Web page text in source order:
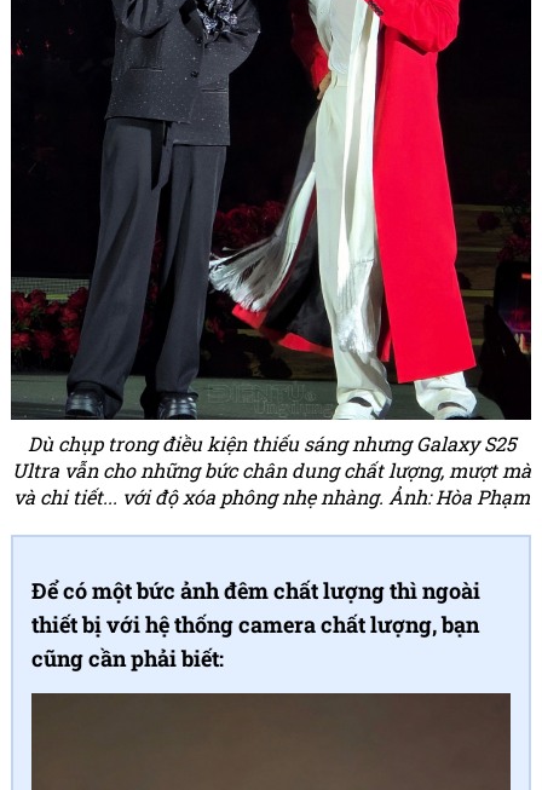
Dù chụp trong điều kiện thiếu sáng nhưng Galaxy S25
Ultra vẫn cho những bức chân dung chất lượng, mượt mà
và chi tiết... với độ xóa phông nhẹ nhàng. Ảnh: Hòa Phạm
Để có một bức ảnh đêm chất lượng thì ngoài
thiết bị với hệ thống camera chất lượng, bạn
cũng cần phải biết: